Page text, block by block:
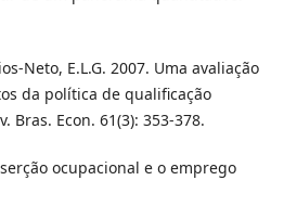
Neto, E.L.G. 2007. Uma avaliação
da política de qualificação
Bras. Econ. 61(3): 353-378.
ocupacional e o emprego